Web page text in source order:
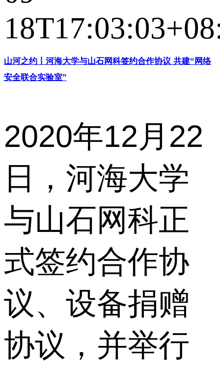
山河之约丨河海大学与山石网科签约合作协议 共建“网络
安全联合实验室”
2020年12月22
日，河海大学
与山石网科正
式签约合作协
议、设备捐赠
协议，并举行